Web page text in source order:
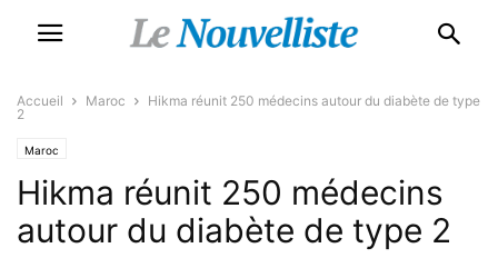
Accueil Maroc
Hikma réunit 250 médecins autour du diabète de type
2
Maroc
Hikma réunit 250 médecins
autour du diabète de type 2